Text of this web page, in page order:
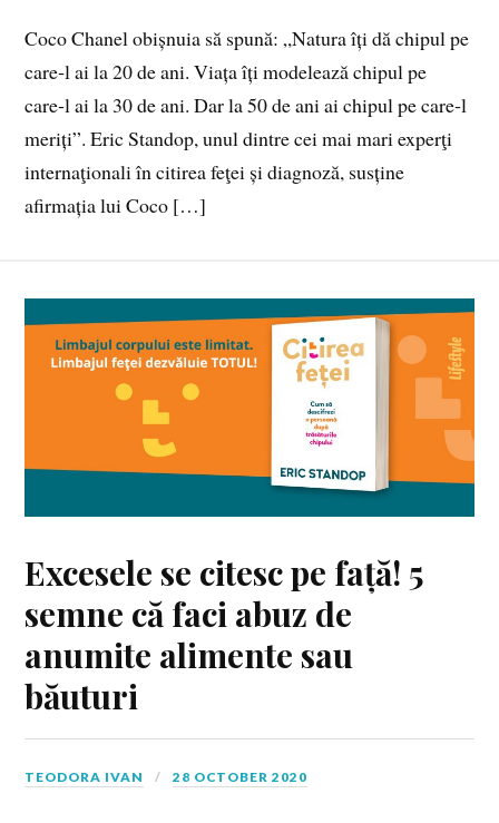
Coco Chanel obișnuia să spună: „Natura îți dă chipul pe
care‑l ai la 20 de ani. Viața îți modelează chipul pe
care‑l ai la 30 de ani. Dar la 50 de ani ai chipul pe care‑l
meriți”. Eric Standop, unul dintre cei mai mari experţi
internaţionali în citirea feţei și diagnoză, susține
afirmația lui Coco […]
Excesele se citesc pe față! 5
semne că faci abuz de
anumite alimente sau
băuturi
TEODORA IVAN 28 OCTOBER 2020